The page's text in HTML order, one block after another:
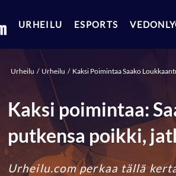
URHEILU ESPORTS
Urheilu Urheilu Kaksi Poimintaa Saako
Kaksi poimintaa:
putkensa poikki,
Urheilu.com perkaa tällä